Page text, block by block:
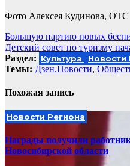
Фото Алексея Кудинова, ОТС
Навигация
по
записям
Большую партию новых
Детский совет по туризму
Раздел: Культура Новости
Темы: Дзен.Новости,
Похожая запись
Новости Региона
Награды получили
Новосибирской области